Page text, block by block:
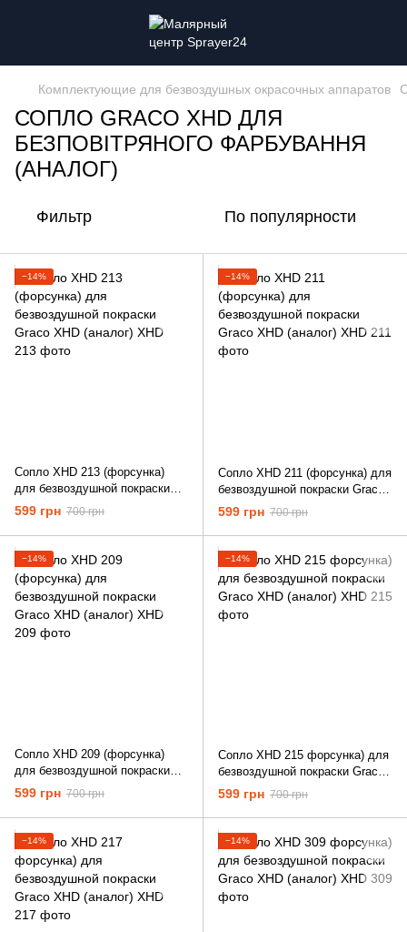
Комплектующие для безвоздушных окрасочных аппаратов
СОПЛО GRACO XHD ДЛЯ
БЕЗПОВІТРЯНОГО ФАРБУВАННЯ
(АНАЛОГ)
Фильтр По популярности
−14%
Сопло XHD 213 (форсунка)
для безвоздушной покраски
Graco XHD (аналог)
599 грн 700 грн
−14%
Сопло XHD 211 (форсунка) для
безвоздушной покраски Graco
XHD (аналог)
599 грн 700 грн
−14%
Сопло XHD 209 (форсунка)
для безвоздушной покраски
Graco XHD (аналог)
599 грн 700 грн
−14%
Сопло XHD 215 форсунка) для
безвоздушной покраски Graco
XHD (аналог)
599 грн 700 грн
−14% −14%